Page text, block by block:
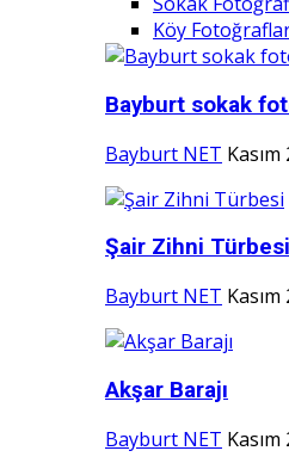
Köy
Bayburt sokak
Bayburt NET
Şair Zihni Türbesi
Bayburt NET
Akşar Barajı
Bayburt NET